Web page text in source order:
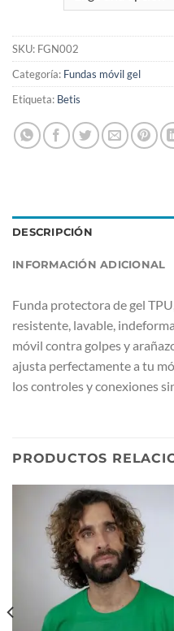
SKU: FGN002
Categoría: Fundas móvil gel
Etiqueta: Betis
DESCRIPCIÓN
INFORMACIÓN ADICIONAL
Funda protectora de gel
resistente, lavable,
móvil contra golpes y
ajusta perfectamente a tu
los controles y conexiones
PRODUCTOS